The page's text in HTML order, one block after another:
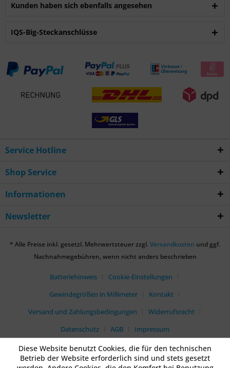
Kunden haben sich ebenfalls angesehen
IQS-Big-Steckanschlüsse
Service Hotline
Shop Service
Informationen
Newsletter
* Alle Preise inkl. gesetzl. Mehrwertsteuer zzgl. Versandkosten und ggf.
Nachnahmegebühren, wenn nicht anders beschrieben
Batteriehinweis
Cookie-Einstellungen
Gewindegrößen in Millimeter
Kontakt
Versand und Zahlungsbedingungen
Widerrufsrecht
Datenschutz
AGB Impressum
Diese Website benutzt Cookies, die für den technischen
Betrieb der Website erforderlich sind und stets gesetzt